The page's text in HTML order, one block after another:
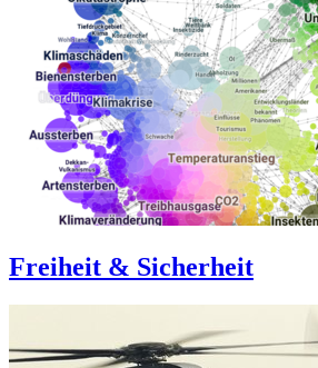
Freiheit & Sicherheit